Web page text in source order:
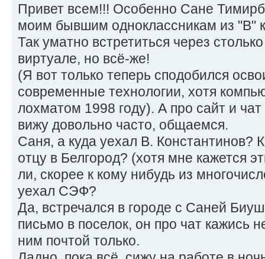
Привет всем!!! Особенно Сане
моим бывшим одноклассникам из "В"
Так уматно встретиться через
виртуале, но всё-же!
(Я вот только теперь сподобился
современные технологии, хотя
лохматом 1998 году). А про сайт и
вижу довольно часто, общаемся.
Саня, а куда уехал В. Константинов?
отцу в Белгород? (хотя мне кажется
ли, скорее к кому нибудь из
уехал СЭФ?
Да, встречался в городе с Саней
письмо в поселок, он про чат кажись
ним почтой только.